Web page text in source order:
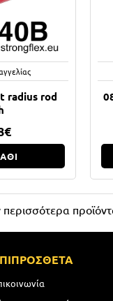
radius rod